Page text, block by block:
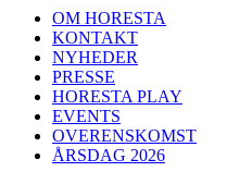
OM HORESTA
KONTAKT
NYHEDER
PRESSE
HORESTA PLAY
EVENTS
OVERENSKOMST
ÅRSDAG 2026